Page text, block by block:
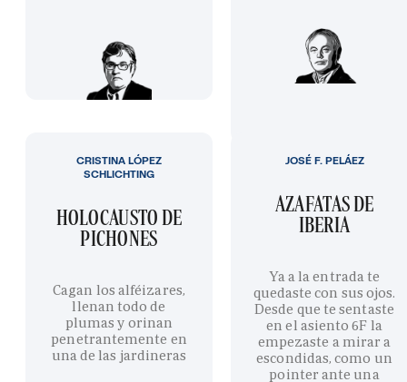
HOLOCAUSTO DE
PICHONES
Cagan los alféizares,
llenan todo de
plumas y orinan
penetrantemente en
una de las jardineras
CRISTINA LÓPEZ
SCHLICHTING
AZAFATAS DE
IBERIA
Ya a la entrada te
quedaste con sus ojos.
Desde que te sentaste
en el asiento 6F la
empezaste a mirar a
escondidas, como un
pointer ante una
JOSÉ F. PELÁEZ